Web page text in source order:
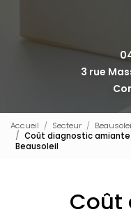
3 rue
Accueil Secteur
Coût diagnostic
Beausoleil
Coût